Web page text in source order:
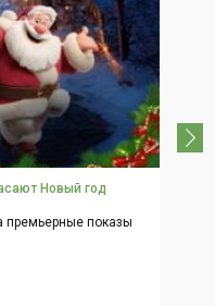
Новый год
премьерные показы